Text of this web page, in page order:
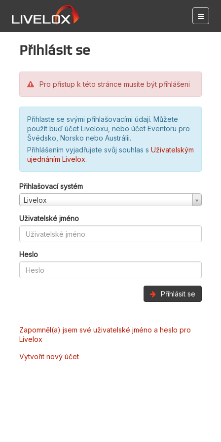
Přihlásit se
Pro přístup k této stránce musíte být přihlášeni
Přihlaste se svými přihlašovacími údají. Můžete
použít buď účet Liveloxu, nebo účet Eventoru pro
Švédsko, Norsko nebo Austrálii.
Přihlášením vyjadřujete svůj souhlas s Uživatelským
ujednáním Livelox.
Přihlašovací systém
Livelox
Uživatelské jméno
Heslo
Přihlásit se
Zapomněl(a) jsem své uživatelské jméno a heslo pro
Livelox
Vytvořit nový účet